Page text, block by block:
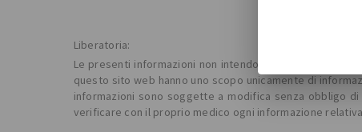
Liberatoria:
Le presenti informazioni non intendono sostituire la
questo sito web hanno uno scopo unicamente di
informazioni sono soggette a modifica senza obbligo
verificare con il proprio medico ogni informazione